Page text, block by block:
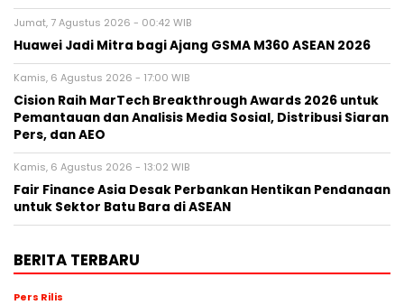
Jumat, 7 Agustus 2026 - 00:42 WIB
Huawei Jadi Mitra bagi Ajang GSMA M360 ASEAN 2026
Kamis, 6 Agustus 2026 - 17:00 WIB
Cision Raih MarTech Breakthrough Awards 2026 untuk
Pemantauan dan Analisis Media Sosial, Distribusi Siaran
Pers, dan AEO
Kamis, 6 Agustus 2026 - 13:02 WIB
Fair Finance Asia Desak Perbankan Hentikan Pendanaan
untuk Sektor Batu Bara di ASEAN
BERITA TERBARU
Pers Rilis